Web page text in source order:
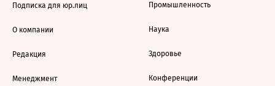
Подписка для юр.лиц
О компании
Редакция
Менеджмент
Промышленность
Наука
Здоровье
Конференции